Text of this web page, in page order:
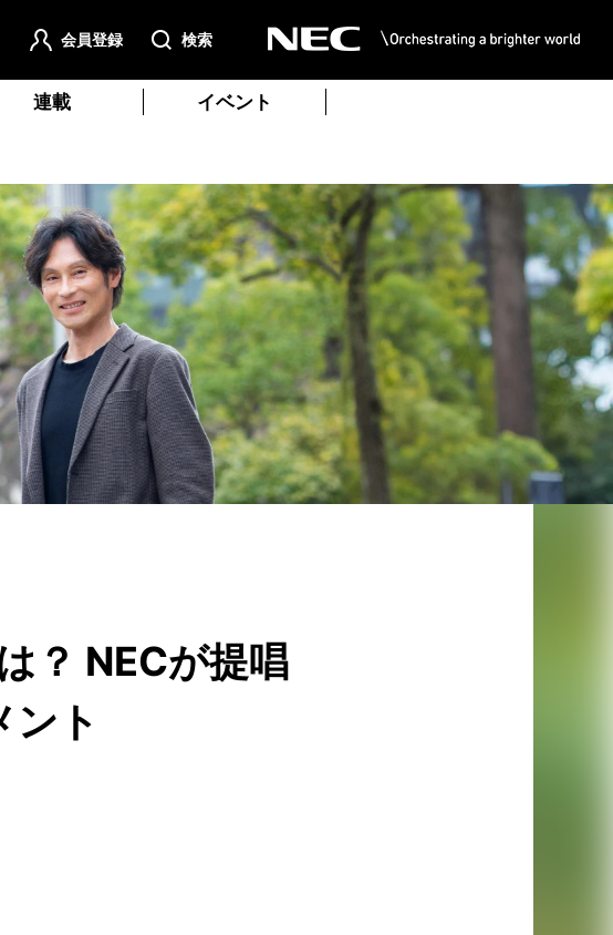
会員登録 検索
連載 イベント
？ NECが提唱
ト